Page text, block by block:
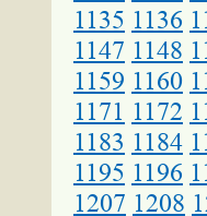
1135 1136
1147 1148
1159 1160
1171 1172
1183 1184
1195 1196
1207 1208